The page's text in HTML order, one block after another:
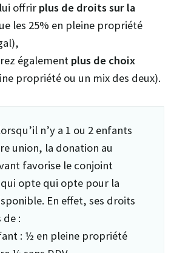
offrir plus de droits sur la
les 25% en pleine propriété
également plus de choix
propriété ou un mix des deux).
n’y a 1 ou 2 enfants
union, la donation au
favorise le conjoint
opte qui opte pour la
En effet, ses droits
:
: ½ en pleine propriété